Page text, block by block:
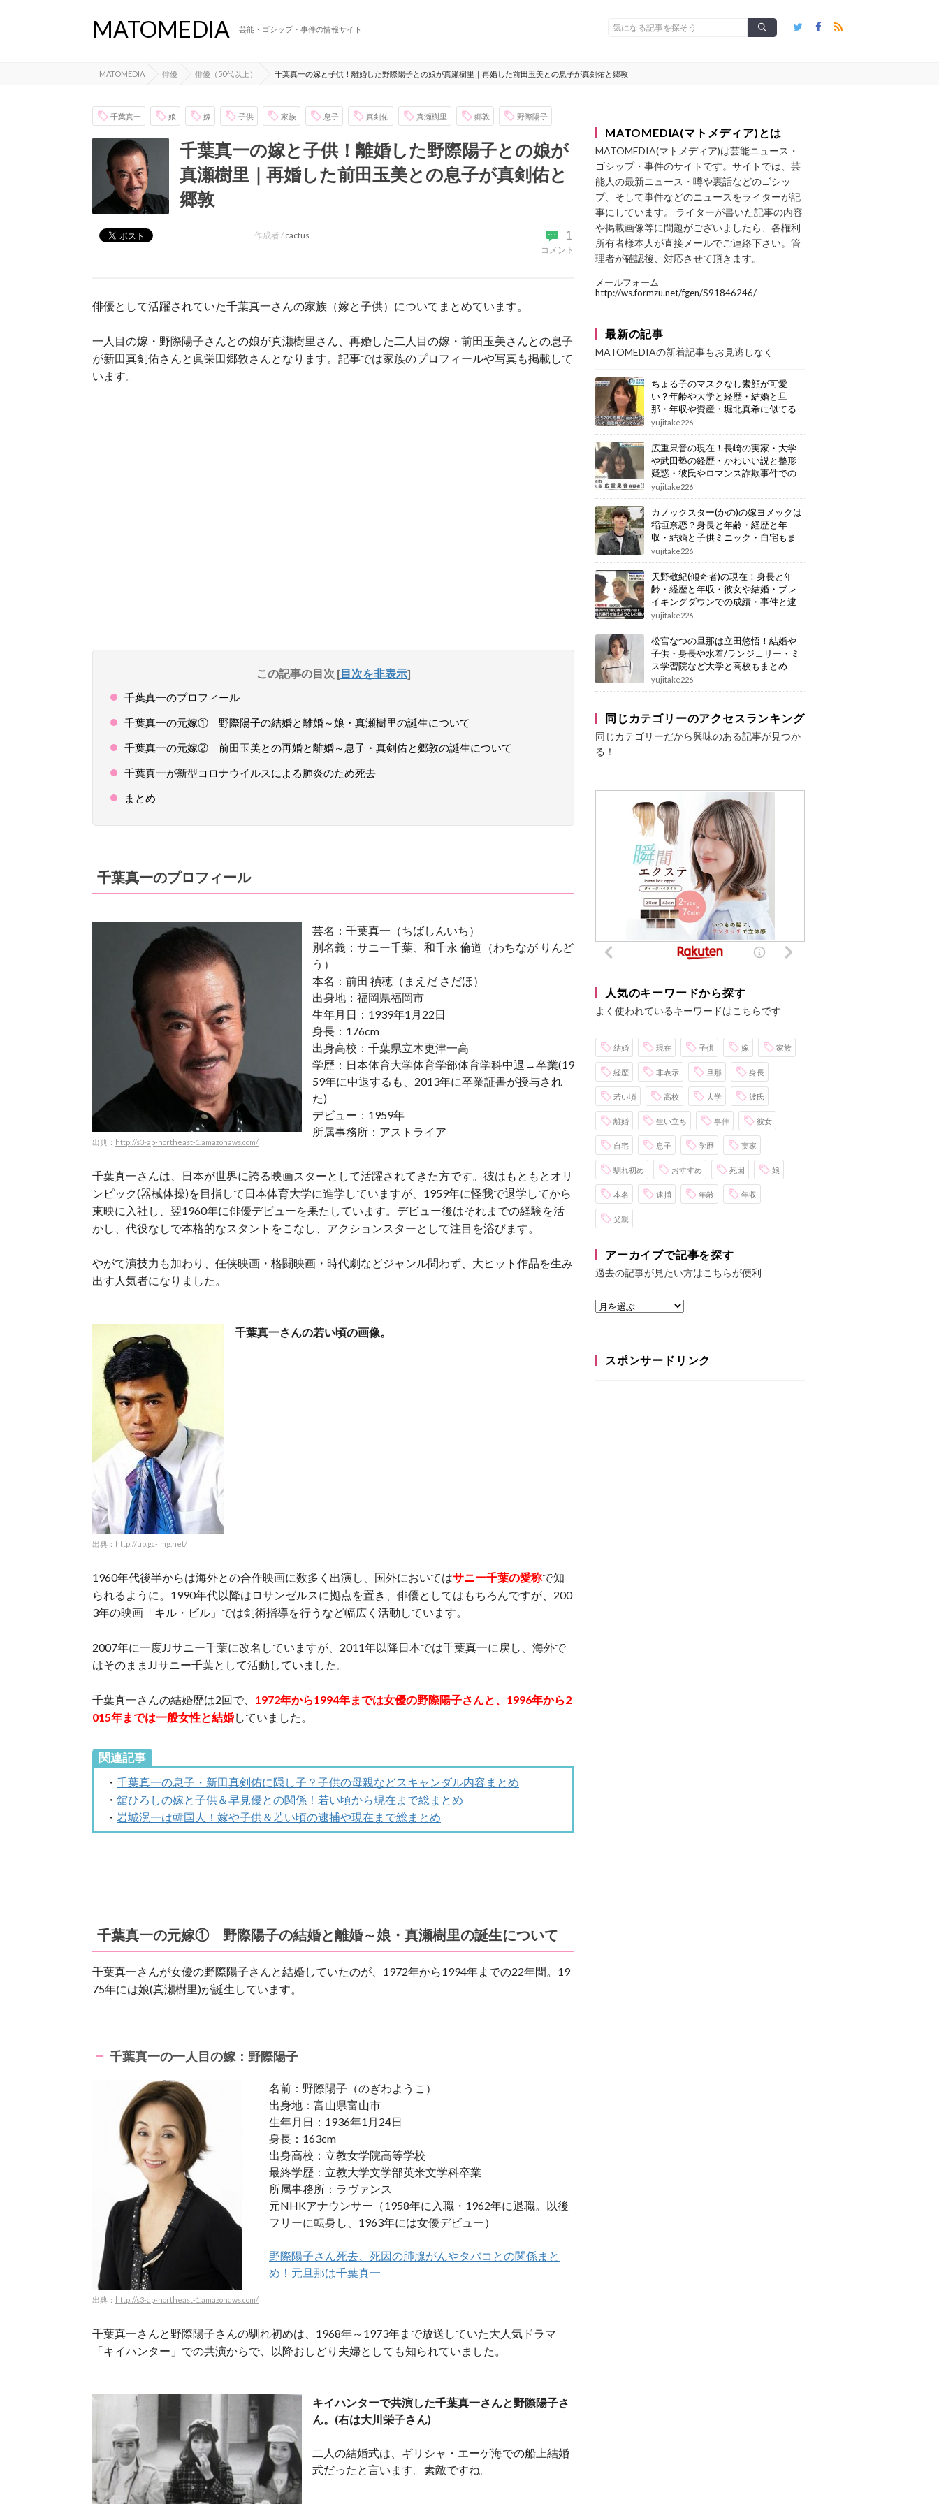
MATOMEDIA 芸能・ゴシップ・事件の情報サイト
MATOMEDIA 俳優 俳優（50代以上） 千葉真一の嫁と子供！離婚した野際陽子との娘が真瀬樹里｜再婚した前田玉美との息子が真剣佑と郷敦
千葉真一 娘 嫁 子供 家族 息子 真剣佑 真瀬樹里 郷敦 野際陽子
千葉真一の嫁と子供！離婚した野際陽子との娘が
真瀬樹里｜再婚した前田玉美との息子が真剣佑と
郷敦
1
コメント
作成者 / cactus
俳優として活躍されていた千葉真一さんの家族（嫁と子供）についてまとめています。
一人目の嫁・野際陽子さんとの娘が真瀬樹里さん、再婚した二人目の嫁・前田玉美さんとの息子
が新田真剣佑さんと眞栄田郷敦さんとなります。記事では家族のプロフィールや写真も掲載して
います。
この記事の目次 [目次を非表示]
千葉真一のプロフィール
千葉真一の元嫁① 野際陽子の結婚と離婚～娘・真瀬樹里の誕生について
千葉真一の元嫁② 前田玉美との再婚と離婚～息子・真剣佑と郷敦の誕生について
千葉真一が新型コロナウイルスによる肺炎のため死去
まとめ
千葉真一のプロフィール
出典： http://s3-ap-northeast-1.amazonaws.com/
芸名：千葉真一（ちばしんいち）
別名義：サニー千葉、和千永 倫道（わちなが りんど
う）
本名：前田 禎穂（まえだ さだほ）
出身地：福岡県福岡市
生年月日：1939年1月22日
身長：176cm
出身高校：千葉県立木更津一高
学歴：日本体育大学体育学部体育学科中退→卒業(19
59年に中退するも、2013年に卒業証書が授与され
た)
デビュー：1959年
所属事務所：アストライア
千葉真一さんは、日本が世界に誇る映画スターとして活躍されてきた方です。彼はもともとオリ
ンピック(器械体操)を目指して日本体育大学に進学していますが、1959年に怪我で退学してから
東映に入社し、翌1960年に俳優デビューを果たしています。デビュー後はそれまでの経験を活
かし、代役なしで本格的なスタントをこなし、アクションスターとして注目を浴びます。
やがて演技力も加わり、任侠映画・格闘映画・時代劇などジャンル問わず、大ヒット作品を生み
出す人気者になりました。
出典： http://up.gc-img.net/
千葉真一さんの若い頃の画像。
1960年代後半からは海外との合作映画に数多く出演し、国外においてはサニー千葉の愛称で知
られるように。1990年代以降はロサンゼルスに拠点を置き、俳優としてはもちろんですが、200
3年の映画「キル・ビル」では剣術指導を行うなど幅広く活動しています。
2007年に一度JJサニー千葉に改名していますが、2011年以降日本では千葉真一に戻し、海外で
はそのままJJサニー千葉として活動していました。
千葉真一さんの結婚歴は2回で、 1972年から1994年までは女優の野際陽子さんと、1996年から2
015年までは一般女性と結婚していました。
関連記事
・ 千葉真一の息子・新田真剣佑に隠し子？子供の母親などスキャンダル内容まとめ
・ 舘ひろしの嫁と子供＆早見優との関係！若い頃から現在まで総まとめ
・ 岩城滉一は韓国人！嫁や子供＆若い頃の逮捕や現在まで総まとめ
千葉真一の元嫁① 野際陽子の結婚と離婚～娘・真瀬樹里の誕生について
千葉真一さんが女優の野際陽子さんと結婚していたのが、1972年から1994年までの22年間。19
75年には娘(真瀬樹里)が誕生しています。
千葉真一の一人目の嫁：野際陽子
出典： http://s3-ap-northeast-1.amazonaws.com/
名前：野際陽子（のぎわようこ）
出身地：富山県富山市
生年月日：1936年1月24日
身長：163cm
出身高校：立教女学院高等学校
最終学歴：立教大学文学部英米文学科卒業
所属事務所：ラヴァンス
元NHKアナウンサー（1958年に入職・1962年に退職。以後
フリーに転身し、1963年には女優デビュー）
野際陽子さん死去、死因の肺腺がんやタバコとの関係まと
め！元旦那は千葉真一
千葉真一さんと野際陽子さんの馴れ初めは、1968年～1973年まで放送していた大人気ドラマ
「キイハンター」での共演からで、以降おしどり夫婦としても知られていました。
キイハンターで共演した千葉真一さんと野際陽子さ
ん。(右は大川栄子さん)
二人の結婚式は、ギリシャ・エーゲ海での船上結婚
式だったと言います。素敵ですね。
MATOMEDIA(マトメディア)とは
MATOMEDIA(マトメディア)は芸能ニュース・
ゴシップ・事件のサイトです。サイトでは、芸
能人の最新ニュース・噂や裏話などのゴシッ
プ、そして事件などのニュースをライターが記
事にしています。 ライターが書いた記事の内容
や掲載画像等に問題がございましたら、各権利
所有者様本人が直接メールでご連絡下さい。管
理者が確認後、対応させて頂きます。
メールフォーム
http://ws.formzu.net/fgen/S91846246/
最新の記事
MATOMEDIAの新着記事もお見逃しなく
ちょる子のマスクなし素顔が可愛
い？年齢や大学と経歴・結婚と旦
那・年収や資産・堀北真希に似てる
画像もまとめ
yujitake226
広重果音の現在！長崎の実家・大学
や武田塾の経歴・かわいい説と整形
疑惑・彼氏やロマンス詐欺事件での
逮捕もまとめ
yujitake226
カノックスター(かの)の嫁ヨメックは
稲垣奈恋？身長と年齢・経歴と年
収・結婚と子供ミニック・自宅もま
とめ
yujitake226
天野敬紀(傾奇者)の現在！身長と年
齢・経歴と年収・彼女や結婚・ブレ
イキングダウンでの成績・事件と逮
捕もまとめ
yujitake226
松宮なつの旦那は立田悠悟！結婚や
子供・身長や水着/ランジェリー・ミ
ス学習院など大学と高校もまとめ
yujitake226
同じカテゴリーのアクセスランキング
同じカテゴリーだから興味のある記事が見つか
る！
人気のキーワードから探す
よく使われているキーワードはこちらです
結婚 現在 子供 嫁 家族
経歴 非表示 旦那 身長
若い頃 高校 大学 彼氏
離婚 生い立ち 事件 彼女
自宅 息子 学歴 実家
馴れ初め おすすめ 死因 娘
本名 逮捕 年齢 年収
父親
アーカイブで記事を探す
過去の記事が見たい方はこちらが便利
スポンサードリンク